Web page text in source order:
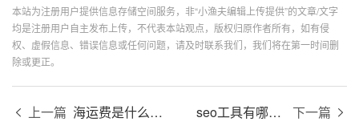
本站为注册用户提供信息存储空间服务，非“小渔夫编辑上传提供”的文章/文字
均是注册用户自主发布上传，不代表本站观点，版权归原作者所有，如有侵
权、虚假信息、错误信息或任何问题，请及时联系我们，我们将在第一时间删
除或更正。
上一篇 海运费是什么意思？ seo工具有哪些？ 下一篇